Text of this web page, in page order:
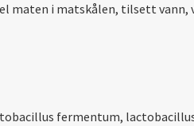
maten i matskålen, tilsett
fermentum,